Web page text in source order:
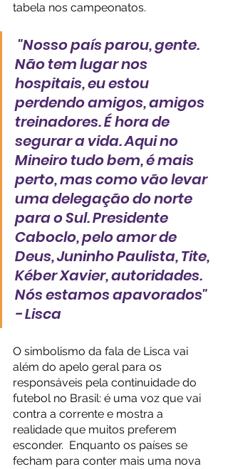
tabela nos campeonatos.
Não tem lugar nos
hospitais, eu estou
perdendo amigos, amigos
treinadores. É hora de
segurar a vida. Aqui no
Mineiro tudo bem, é mais
perto, mas como vão levar
uma delegação do norte
para o Sul. Presidente
Caboclo, pelo amor de
Deus, Juninho Paulista, Tite,
Kéber Xavier, autoridades.
Nós estamos apavorados"
- Lisca
O simbolismo da fala de Lisca vai
além do apelo geral para os
responsáveis pela continuidade do
futebol no Brasil: é uma voz que vai
contra a corrente e mostra a
realidade que muitos preferem
esconder.  Enquanto os países se
fecham para conter mais uma nova